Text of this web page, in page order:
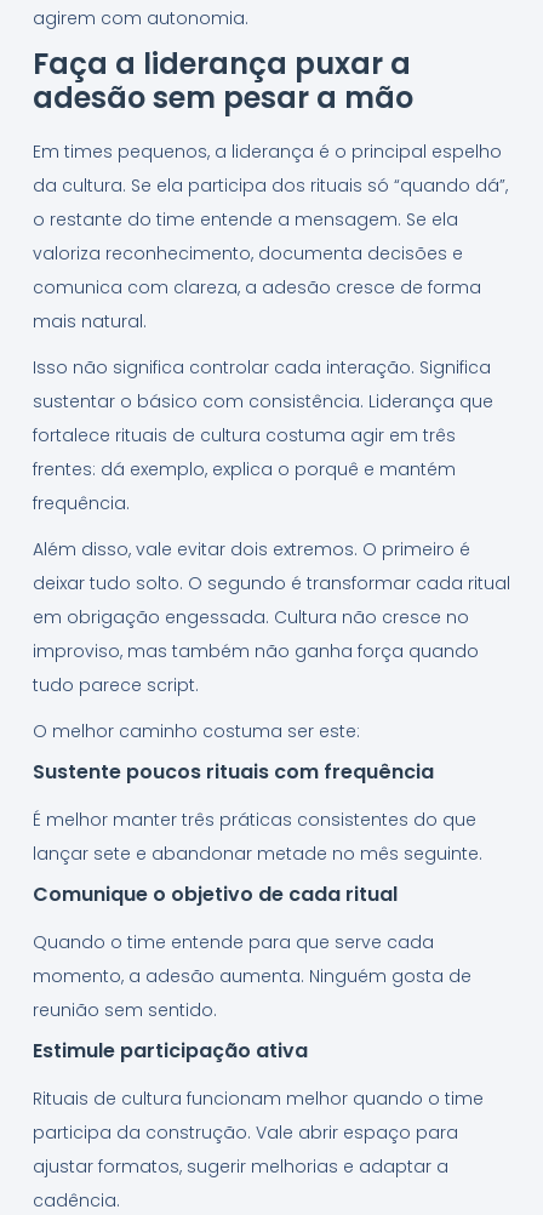
agirem com autonomia.
Faça a liderança puxar a
adesão sem pesar a mão
Em times pequenos, a liderança é o principal espelho
da cultura. Se ela participa dos rituais só “quando dá”,
o restante do time entende a mensagem. Se ela
valoriza reconhecimento, documenta decisões e
comunica com clareza, a adesão cresce de forma
mais natural.
Isso não significa controlar cada interação. Significa
sustentar o básico com consistência. Liderança que
fortalece rituais de cultura costuma agir em três
frentes: dá exemplo, explica o porquê e mantém
frequência.
Além disso, vale evitar dois extremos. O primeiro é
deixar tudo solto. O segundo é transformar cada ritual
em obrigação engessada. Cultura não cresce no
improviso, mas também não ganha força quando
tudo parece script.
O melhor caminho costuma ser este:
Sustente poucos rituais com frequência
É melhor manter três práticas consistentes do que
lançar sete e abandonar metade no mês seguinte.
Comunique o objetivo de cada ritual
Quando o time entende para que serve cada
momento, a adesão aumenta. Ninguém gosta de
reunião sem sentido.
Estimule participação ativa
Rituais de cultura funcionam melhor quando o time
participa da construção. Vale abrir espaço para
ajustar formatos, sugerir melhorias e adaptar a
cadência.